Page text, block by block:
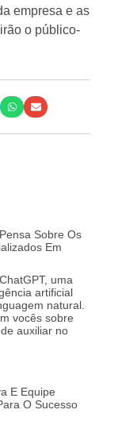
empresa e as
o público-
Sobre Os
Em
uma
artificial
natural.
vocês sobre
auxiliar no
E Equipe
O Sucesso